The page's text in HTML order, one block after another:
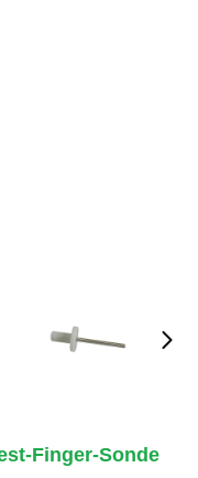
Finger-Sonde